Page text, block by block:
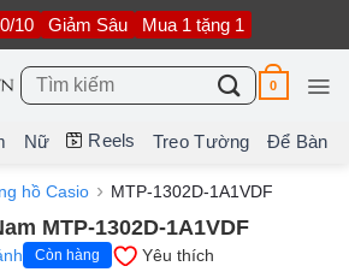
10 Giảm Sâu Mua 1 tặng 1
Tìm
kiếm:
0
Nữ Reels Treo Tường Để Bàn
hồ Casio MTP-1302D-1A1VDF
MTP-1302D-1A1VDF
Còn hàng Yêu thích